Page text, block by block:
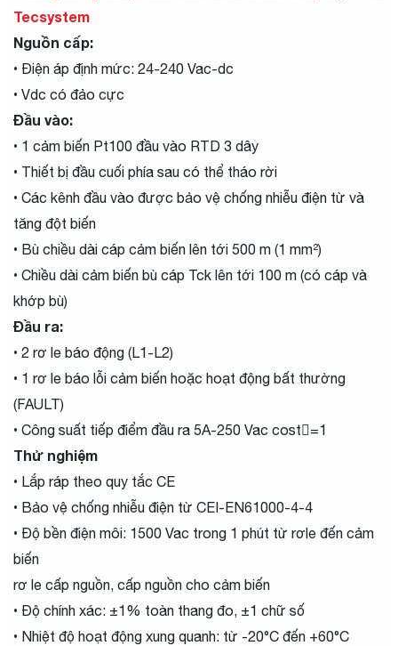
Tecsystem
Nguồn cấp:
• Điện áp định mức: 24-240 Vac-dc
• Vdc có đảo cực
Đầu vào:
• 1 cảm biến Pt100 đầu vào RTD 3 dây
• Thiết bị đầu cuối phía sau có thể tháo rời
• Các kênh đầu vào được bảo vệ chống nhiễu điện từ và
tăng đột biến
• Bù chiều dài cáp cảm biến lên tới 500 m (1 mm²)
• Chiều dài cảm biến bù cáp Tck lên tới 100 m (có cáp và
khớp bù)
Đầu ra:
• 2 rơ le báo động (L1-L2)
• 1 rơ le báo lỗi cảm biến hoặc hoạt động bất thường
(FAULT)
• Công suất tiếp điểm đầu ra 5A-250 Vac cost=1
Thử nghiệm
• Lắp ráp theo quy tắc CE
• Bảo vệ chống nhiễu điện từ CEI-EN61000-4-4
• Độ bền điện môi: 1500 Vac trong 1 phút từ rơle đến cảm
biến
rơ le cấp nguồn, cấp nguồn cho cảm biến
• Độ chính xác: ±1% toàn thang đo, ±1 chữ số
• Nhiệt độ hoạt động xung quanh: từ -20°C đến +60°C